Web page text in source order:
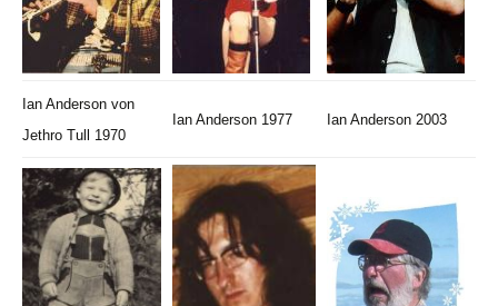
Ian Anderson von
Jethro Tull 1970
Ian Anderson 1977 Ian Anderson 2003